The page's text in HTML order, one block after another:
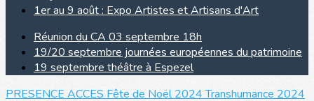
1er au 9 août : Expo Artistes et Artisans d'Art
Réunion du CA 03 septembre 18h
19/20 septembre journées européennes du patrimoine
19 septembre théâtre à Espezel
PRESENCE ACCES Fête de Noël 2024Transhumance 2024